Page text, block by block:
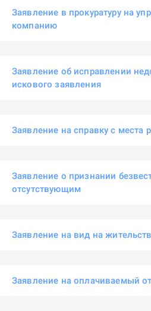
Заявление в прокуратуру на
компанию
Заявление об исправлении
искового заявления
Заявление на справку с места
Заявление о признании
отсутствующим
Заявление на вид на
Заявление на оплачиваемый